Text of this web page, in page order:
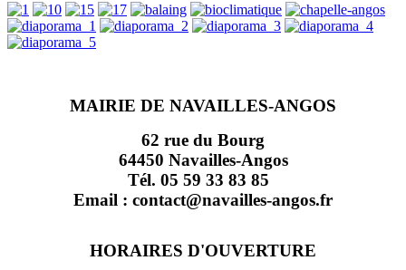
MAIRIE DE NAVAILLES-ANGOS
62 rue du Bourg
64450 Navailles-Angos
Tél. 05 59 33 83 85
Email : contact@navailles-angos.fr
HORAIRES D'OUVERTURE